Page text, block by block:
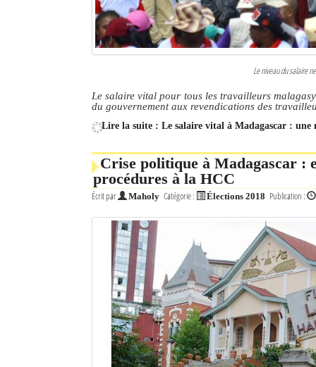
Le niveau du salaire
Le salaire vital pour tous les travailleurs
du gouvernement aux revendications des
Lire la suite : Le salaire vital à Madagascar : une
Crise politique à Madagascar :
procédures à la HCC
Écrit par Maholy Catégorie : Élections 2018 Publication :